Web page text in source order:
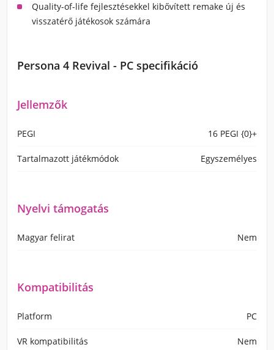
Quality-of-life fejlesztésekkel kibővített remake új és
visszatérő játékosok számára
Persona 4 Revival - PC specifikáció
Jellemzők
PEGI 16 PEGI {0}+
Tartalmazott játékmódok Egyszemélyes
Nyelvi támogatás
Magyar felirat Nem
Kompatibilitás
Platform PC
VR kompatibilitás Nem